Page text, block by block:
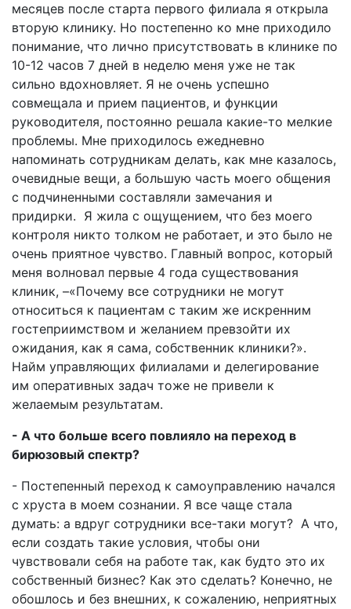
месяцев после старта первого филиала я открыла
вторую клинику. Но постепенно ко мне приходило
понимание, что лично присутствовать в клинике по
10-12 часов 7 дней в неделю меня уже не так
сильно вдохновляет. Я не очень успешно
совмещала и прием пациентов, и функции
руководителя, постоянно решала какие-то мелкие
проблемы. Мне приходилось ежедневно
напоминать сотрудникам делать, как мне казалось,
очевидные вещи, а большую часть моего общения
с подчиненными составляли замечания и
придирки. Я жила с ощущением, что без моего
контроля никто толком не работает, и это было не
очень приятное чувство. Главный вопрос, который
меня волновал первые 4 года существования
клиник, –«Почему все сотрудники не могут
относиться к пациентам с таким же искренним
гостеприимством и желанием превзойти их
ожидания, как я сама, собственник клиники?».
Найм управляющих филиалами и делегирование
им оперативных задач тоже не привели к
желаемым результатам.
- А что больше всего повлияло на переход в
бирюзовый спектр?
- Постепенный переход к самоуправлению начался
с хруста в моем сознании. Я все чаще стала
думать: а вдруг сотрудники все-таки могут? А что,
если создать такие условия, чтобы они
чувствовали себя на работе так, как будто это их
собственный бизнес? Как это сделать? Конечно, не
обошлось и без внешних, к сожалению, неприятных